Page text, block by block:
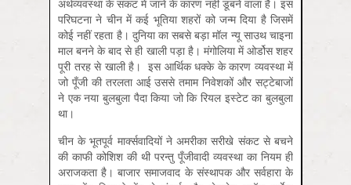
अर्थव्यवस्था के संकट में जाने के कारण नहीं डूबने वाला है। इस
परिघटना ने चीन में कई भूतिया शहरों को जन्म दिया है जिसमें
कोई नहीं रहता है। दुनिया का सबसे बड़ा मॉल न्यू साउथ चाइना
माल बनने के बाद से ही खाली पड़ा है। मंगोलिया में ओर्डोस शहर
पूरी तरह से खाली है। इस आर्थिक धक्के के कारण व्यवस्था में
जो पूँजी की तरलता आई उससे तमाम निवेशकों और सट्टेबाजों
ने एक नया बुलबुला पैदा किया जो कि रियल इस्टेट का बुलबुला
था।
चीन के भूतपूर्व मार्क्सवादियों ने अमरीका सरीखे संकट से बचने
की काफी कोशिश की थी परन्तु पूँजीवादी व्यवस्था का नियम ही
अराजकता है। बाजार समाजवाद के संस्थापक और सर्वहारा के